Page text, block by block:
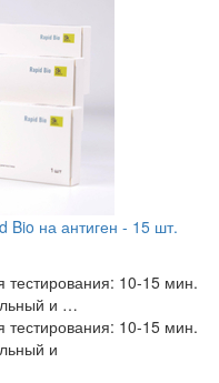
Bio на антиген - 15 шт.
тестирования: 10-15 мин.
и …
тестирования: 10-15 мин.
и